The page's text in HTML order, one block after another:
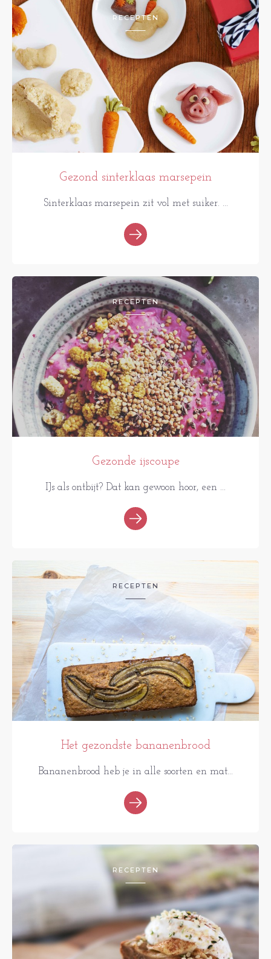
RECEPTEN
Gezond sinterklaas marsepein
Sinterklaas marsepein zit vol met suiker. ...
RECEPTEN
Gezonde ijscoupe
IJs als ontbijt? Dat kan gewoon hoor, een ...
RECEPTEN
Het gezondste bananenbrood
Bananenbrood heb je in alle soorten en mat...
RECEPTEN